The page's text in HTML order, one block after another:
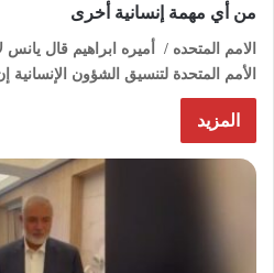
من أي مهمة إنسانية أخرى
الامم المتحده / أميره ابراهيم قال
الأمم المتحدة لتنسيق الشؤون الإنسانية
المزيد